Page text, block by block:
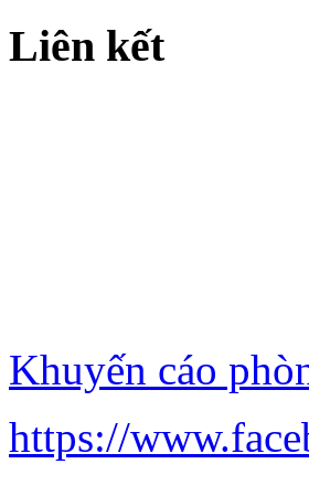
Liên kết
Khuyến cáo
https://